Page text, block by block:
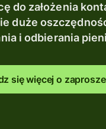
do założenia
duże
i odbierania
się więcej o